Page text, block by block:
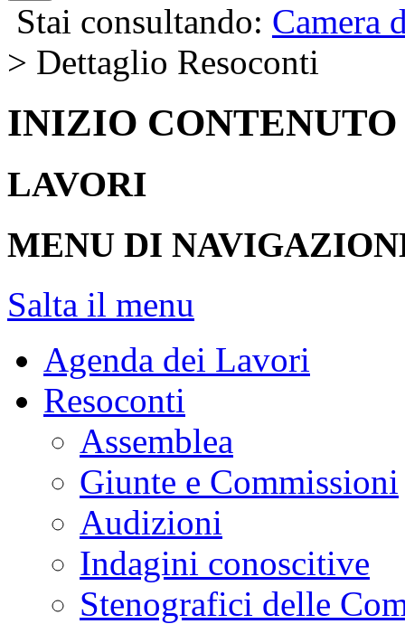
Stai consultando: Camera
> Dettaglio Resoconti
INIZIO CONTENUTO
LAVORI
MENU DI
Salta il menu
Agenda dei Lavori
Resoconti
Assemblea
Giunte e Commissioni
Audizioni
Indagini conoscitive
Stenografici delle